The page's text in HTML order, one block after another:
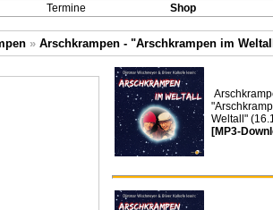
Termine Shop
» Arschkrampen - "Arschkrampen im
Weltall"
[MP3-